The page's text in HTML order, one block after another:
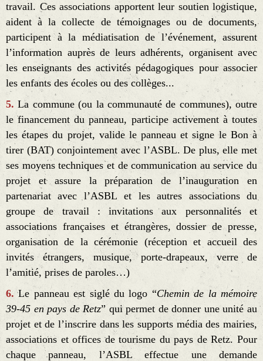
travail. Ces associations apportent leur soutien logistique,
aident à la collecte de témoignages ou de documents,
participent à la médiatisation de l’événement, assurent
l’information auprès de leurs adhérents, organisent avec
les enseignants des activités pédagogiques pour associer
les enfants des écoles ou des collèges...
5. La commune (ou la communauté de communes), outre
le financement du panneau, participe activement à toutes
les étapes du projet, valide le panneau et signe le Bon à
tirer (BAT) conjointement avec l’ASBL. De plus, elle met
ses moyens techniques et de communication au service du
projet et assure la préparation de l’inauguration en
partenariat avec l’ASBL et les autres associations du
groupe de travail : invitations aux personnalités et
associations françaises et étrangères, dossier de presse,
organisation de la cérémonie (réception et accueil des
invités étrangers, musique, porte-drapeaux, verre de
l’amitié, prises de paroles…)
6.Le panneau est siglé du logo “Chemin de la mémoire
39-45 en pays de Retz” qui permet de donner une unité au
projet et de l’inscrire dans les supports média des mairies,
associations et offices de tourisme du pays de Retz. Pour
chaque panneau, l’ASBL effectue une demande